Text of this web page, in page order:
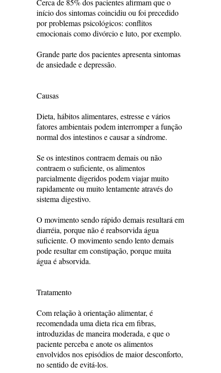
Cerca de 85% dos pacientes afirmam que o
início dos sintomas coincidiu ou foi precedido
por problemas psicológicos: conflitos
emocionais como divórcio e luto, por exemplo.
Grande parte dos pacientes apresenta sintomas
de ansiedade e depressão.
Causas
Dieta, hábitos alimentares, estresse e vários
fatores ambientais podem interromper a função
normal dos intestinos e causar a síndrome.
Se os intestinos contraem demais ou não
contraem o suficiente, os alimentos
parcialmente digeridos podem viajar muito
rapidamente ou muito lentamente através do
sistema digestivo.
O movimento sendo rápido demais resultará em
diarréia, porque não é reabsorvida água
suficiente. O movimento sendo lento demais
pode resultar em constipação, porque muita
água é absorvida.
Tratamento
Com relação à orientação alimentar, é
recomendada uma dieta rica em fibras,
introduzidas de maneira moderada, e que o
paciente perceba e anote os alimentos
envolvidos nos episódios de maior desconforto,
no sentido de evitá-los.